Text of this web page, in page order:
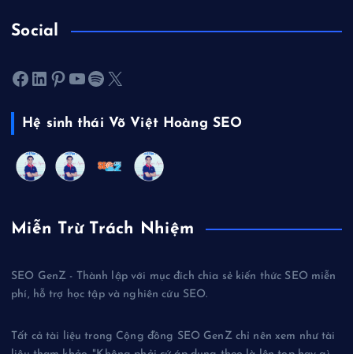
Social
Facebook LinkedIn Pinterest Youtube Spotify X
Hệ sinh thái Võ Việt Hoàng SEO
Miễn Trừ Trách Nhiệm
SEO GenZ - Thành lập với mục đích chia sẻ kiến thức SEO miễn
phí, hỗ trợ học tập và nghiên cứu SEO.
Tất cả tài liệu trong Cộng đồng SEO GenZ chỉ nên xem như tài